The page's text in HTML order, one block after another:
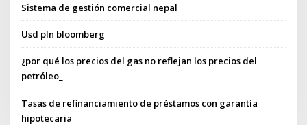
Sistema de gestión comercial nepal
Usd pln bloomberg
¿por qué los precios del gas no reflejan los precios del
petróleo_
Tasas de refinanciamiento de préstamos con garantía
hipotecaria